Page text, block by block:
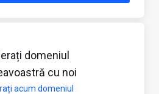
domeniul
cu noi
acum domeniul